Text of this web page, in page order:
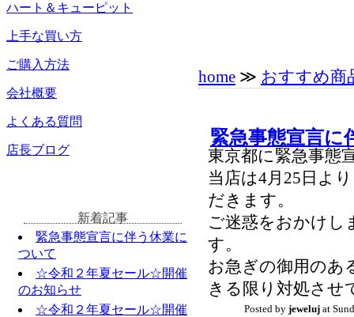
ハート＆キューピット
上手な買い方
ご購入方法
会社概要
よくある質問
店長ブログ
新着記事
緊急事態宣言に伴う休業に
ついて
☆令和２年夏セール☆開催
のお知らせ
☆令和２年夏セール☆開催
home ≫ おすすめ商
緊急事態宣言に
東京都に緊急事態
当店は4月25日よ
だきます。
ご迷惑をおかけし
す。
お急ぎの御用のあ
きる限り対処させ
Posted by jeweluj at